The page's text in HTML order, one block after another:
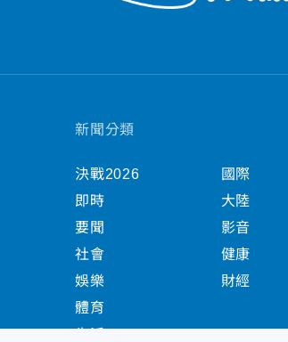
新聞分類
決戰2026
即時
要聞
社會
娛樂
體育
國際
大陸
影音
健康
財經